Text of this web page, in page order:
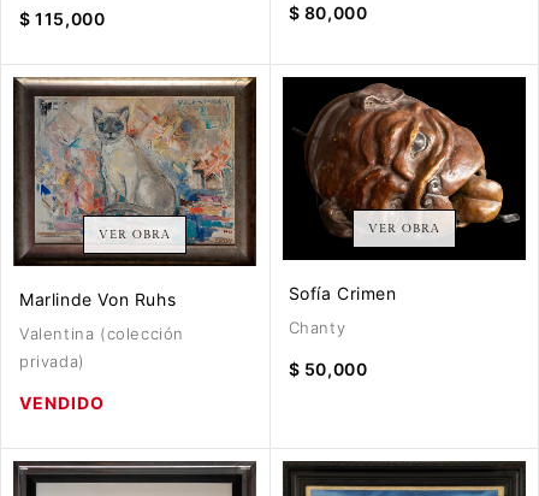
$ 115,000 $ 80,000
VER OBRA
Marlinde Von Ruhs
Valentina (colección
privada)
VENDIDO
VER OBRA
Sofía Crimen
Chanty
$ 50,000